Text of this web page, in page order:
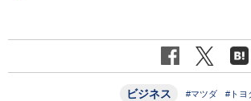
ビジネス #マツダ #トヨ